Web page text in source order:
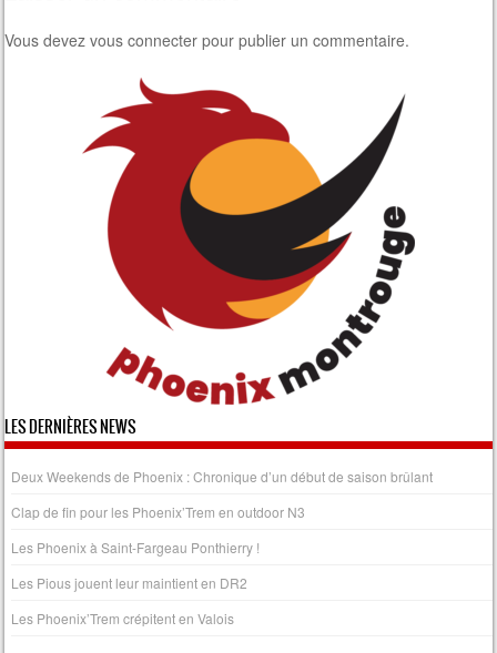
Vous devezvous connecter pour publier un commentaire.
LES DERNIÈRES NEWS
Deux Weekends de Phoenix : Chronique d’un début de saison brûlant
Clap de fin pour les Phoenix’Trem en outdoor N3
Les Phoenix à Saint-Fargeau Ponthierry !
Les Pious jouent leur maintient en DR2
Les Phoenix’Trem crépitent en Valois